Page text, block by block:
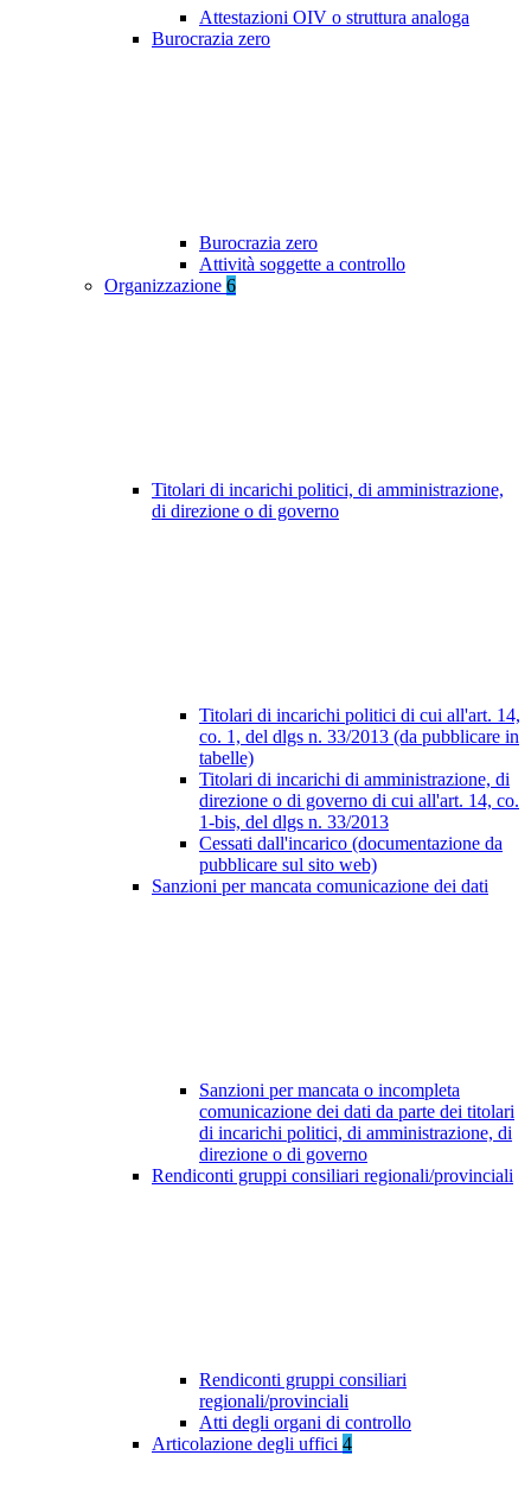
Attestazioni OIV o struttura analoga
Burocrazia zero
Burocrazia zero
Attività soggette a controllo
Organizzazione 6
Titolari di incarichi politici, di amministrazione,
di direzione o di governo
Titolari di incarichi politici di cui all'art. 14,
co. 1, del dlgs n. 33/2013 (da pubblicare in
tabelle)
Titolari di incarichi di amministrazione, di
direzione o di governo di cui all'art. 14, co.
1-bis, del dlgs n. 33/2013
Cessati dall'incarico (documentazione da
pubblicare sul sito web)
Sanzioni per mancata comunicazione dei dati
Sanzioni per mancata o incompleta
comunicazione dei dati da parte dei titolari
di incarichi politici, di amministrazione, di
direzione o di governo
Rendiconti gruppi consiliari regionali/provinciali
Rendiconti gruppi consiliari
regionali/provinciali
Atti degli organi di controllo
Articolazione degli uffici 4